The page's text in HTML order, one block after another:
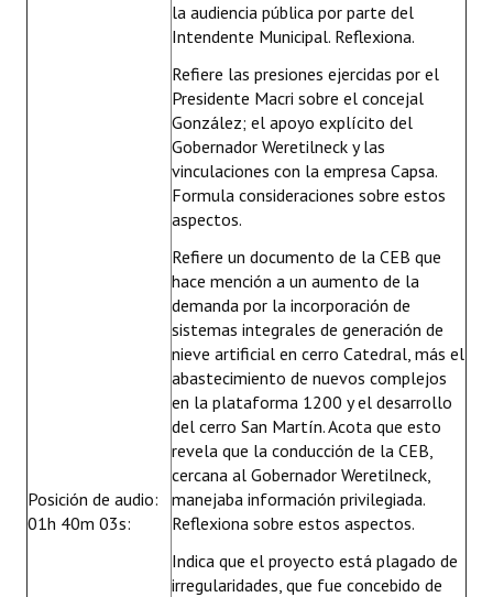
Posición de audio:
01h 40m 03s:
la audiencia pública por parte del
Intendente Municipal. Reflexiona.
Refiere las presiones ejercidas por el
Presidente Macri sobre el concejal
González; el apoyo explícito del
Gobernador Weretilneck y las
vinculaciones con la empresa Capsa.
Formula consideraciones sobre estos
aspectos.
Refiere un documento de la CEB que
hace mención a un aumento de la
demanda por la incorporación de
sistemas integrales de generación de
nieve artificial en cerro Catedral, más el
abastecimiento de nuevos complejos
en la plataforma 1200 y el desarrollo
del cerro San Martín. Acota que esto
revela que la conducción de la CEB,
cercana al Gobernador Weretilneck,
manejaba información privilegiada.
Reflexiona sobre estos aspectos.
Indica que el proyecto está plagado de
irregularidades, que fue concebido de